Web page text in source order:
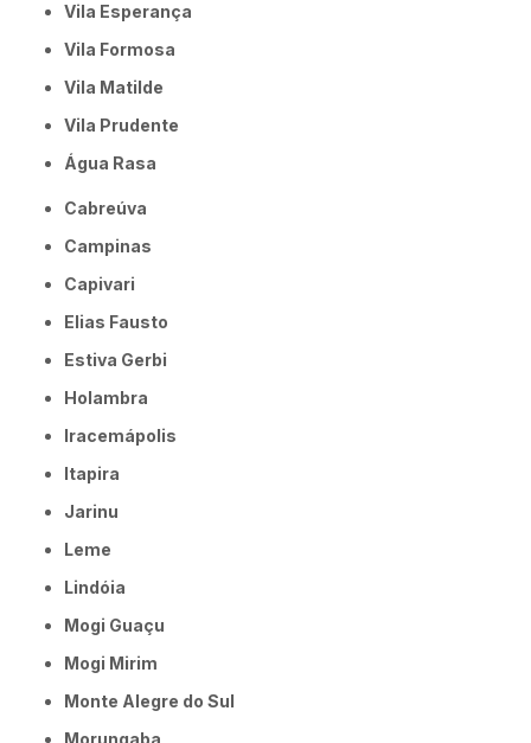
Vila Esperança
Vila Formosa
Vila Matilde
Vila Prudente
Água Rasa
Cabreúva
Campinas
Capivari
Elias Fausto
Estiva Gerbi
Holambra
Iracemápolis
Itapira
Jarinu
Leme
Lindóia
Mogi Guaçu
Mogi Mirim
Monte Alegre do Sul
Morungaba